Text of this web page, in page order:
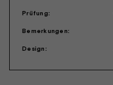
Prüfung:
Bemerkungen:
Design: